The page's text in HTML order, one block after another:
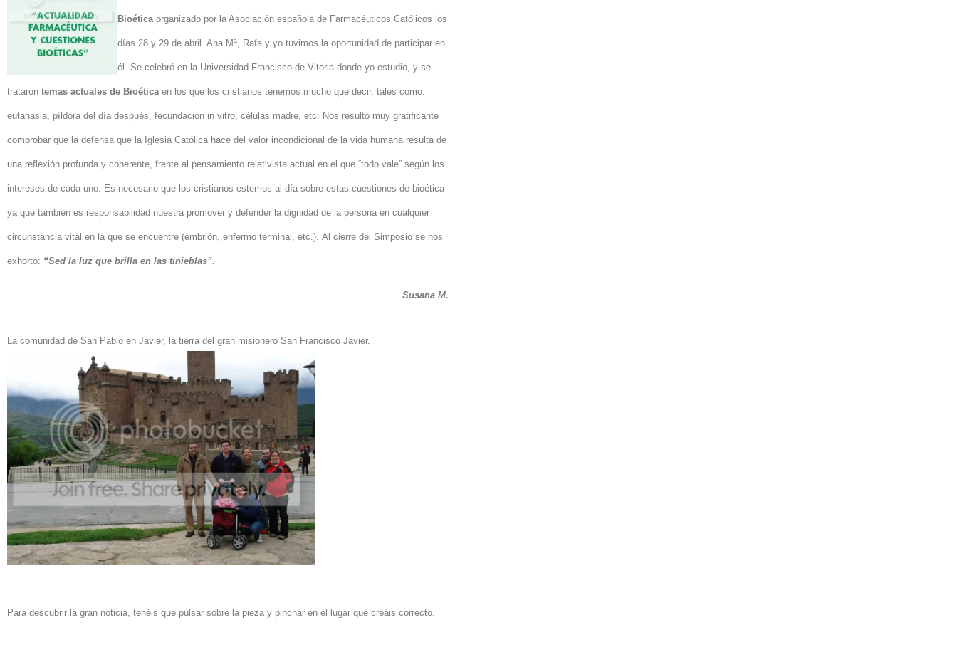
Bioética organizado por la Asociación española de Farmacéuticos Católicos los
días 28 y 29 de abril. Ana Mª, Rafa y yo tuvimos la oportunidad de participar en
él. Se celebró en la Universidad Francisco de Vitoria donde yo estudio, y se
trataron temas actuales de Bioética en los que los cristianos tenemos mucho que decir, tales como:
eutanasia, píldora del día después, fecundación in vitro, células madre, etc. Nos resultó muy gratificante
comprobar que la defensa que la Iglesia Católica hace del valor incondicional de la vida humana resulta de
una reflexión profunda y coherente, frente al pensamiento relativista actual en el que “todo vale” según los
intereses de cada uno. Es necesario que los cristianos estemos al día sobre estas cuestiones de bioética
ya que también es responsabilidad nuestra promover y defender la dignidad de la persona en cualquier
circunstancia vital en la que se encuentre (embrión, enfermo terminal, etc.). Al cierre del Simposio se nos
exhortó: “Sed la luz que brilla en las tinieblas”
Susana M.
La comunidad de San Pablo en Javier, la tierra del gran misionero San Francisco Javier.
Para descubrir la gran noticia, tenéis que pulsar sobre la pieza y pinchar en el lugar que creáis correcto.